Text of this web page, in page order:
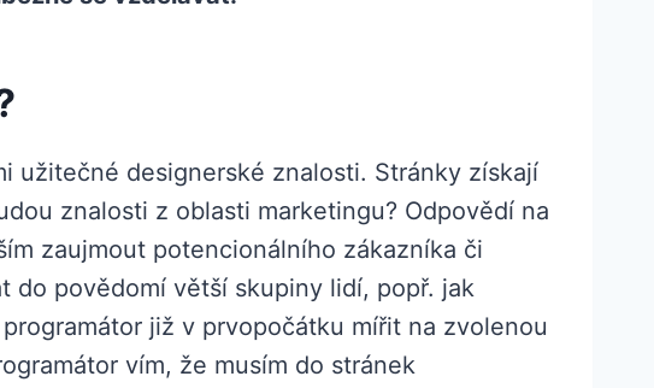
užitečné designerské znalosti. Stránky získají
znalosti z oblasti marketingu? Odpovědí na
zaujmout potencionálního zákazníka či
do povědomí větší skupiny lidí, popř. jak
již v prvopočátku mířit na zvolenou
vím, že musím do stránek